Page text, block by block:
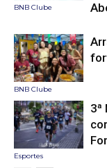
BNB Clube
BNB Clube
Esportes
3ª